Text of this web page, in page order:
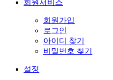
회원서비스
회원가입
로그인
아이디 찾기
비밀번호 찾기
설정